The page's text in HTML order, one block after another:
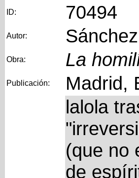
ID: 70494
Autor:
Obra: La
Publicación: Madrid,
lalola
(que no
de